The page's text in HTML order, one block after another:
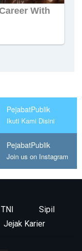
PejabatPublik
Ikuti Kami Disini
PejabatPublik
Join us on Instagram
TNI
Sipil
Jejak Karier